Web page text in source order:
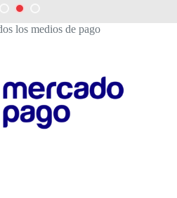
los medios de pago